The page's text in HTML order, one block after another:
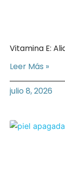
Vitamina E:
Leer Más »
julio 8, 2026